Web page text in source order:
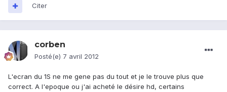
Citer
corben
Posté(e) 7 avril 2012
L'ecran du 1S ne me gene pas du tout et je le trouve plus que
correct. A l'epoque ou j'ai acheté le désire hd, certains